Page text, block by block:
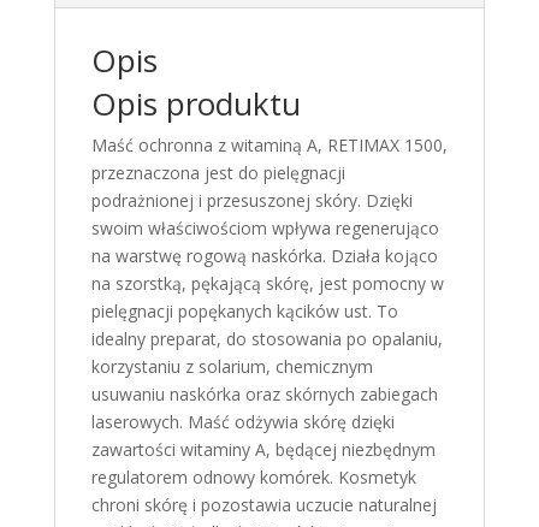
Opis
Opis produktu
Maść ochronna z witaminą A, RETIMAX 1500,
przeznaczona jest do pielęgnacji
podrażnionej i przesuszonej skóry. Dzięki
swoim właściwościom wpływa regenerująco
na warstwę rogową naskórka. Działa kojąco
na szorstką, pękającą skórę, jest pomocny w
pielęgnacji popękanych kącików ust. To
idealny preparat, do stosowania po opalaniu,
korzystaniu z solarium, chemicznym
usuwaniu naskórka oraz skórnych zabiegach
laserowych. Maść odżywia skórę dzięki
zawartości witaminy A, będącej niezbędnym
regulatorem odnowy komórek. Kosmetyk
chroni skórę i pozostawia uczucie naturalnej